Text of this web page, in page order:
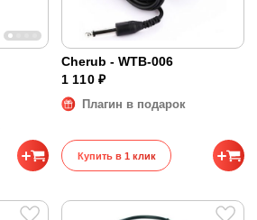
Cherub - WTB-006
1 110 ₽
Плагин в подарок
Купить в 1 клик